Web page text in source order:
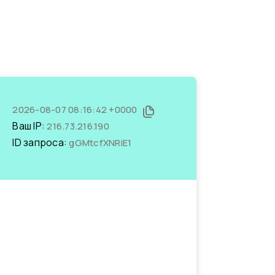
2026-08-07 08:16:42 +0000
Ваш IP:216.73.216.190
ID запроса:gGMtcfXNRiE1